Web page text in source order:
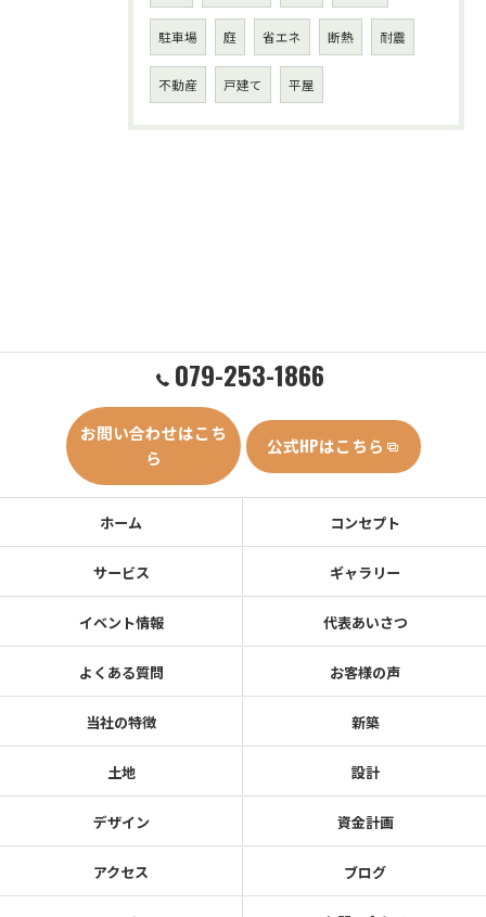
駐車場 庭 省エネ 断熱 耐震
不動産 戸建て 平屋
079-253-1866
お問い合わせはこち
ら
公式HPはこちら
ホーム コンセプト
サービス ギャラリー
イベント情報 代表あいさつ
よくある質問 お客様の声
当社の特徴 新築
土地 設計
デザイン 資金計画
アクセス ブログ